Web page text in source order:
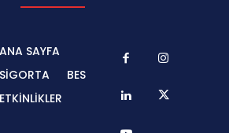
ANA SAYFA
SİGORTA
BES
ETKİNLİKLER